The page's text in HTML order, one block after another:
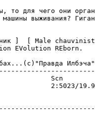
то для чего они
выживания?
]  [ Male
EVolution REborn.
2:5023/19.9